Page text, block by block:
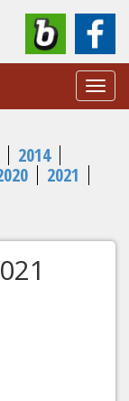
2014
2021